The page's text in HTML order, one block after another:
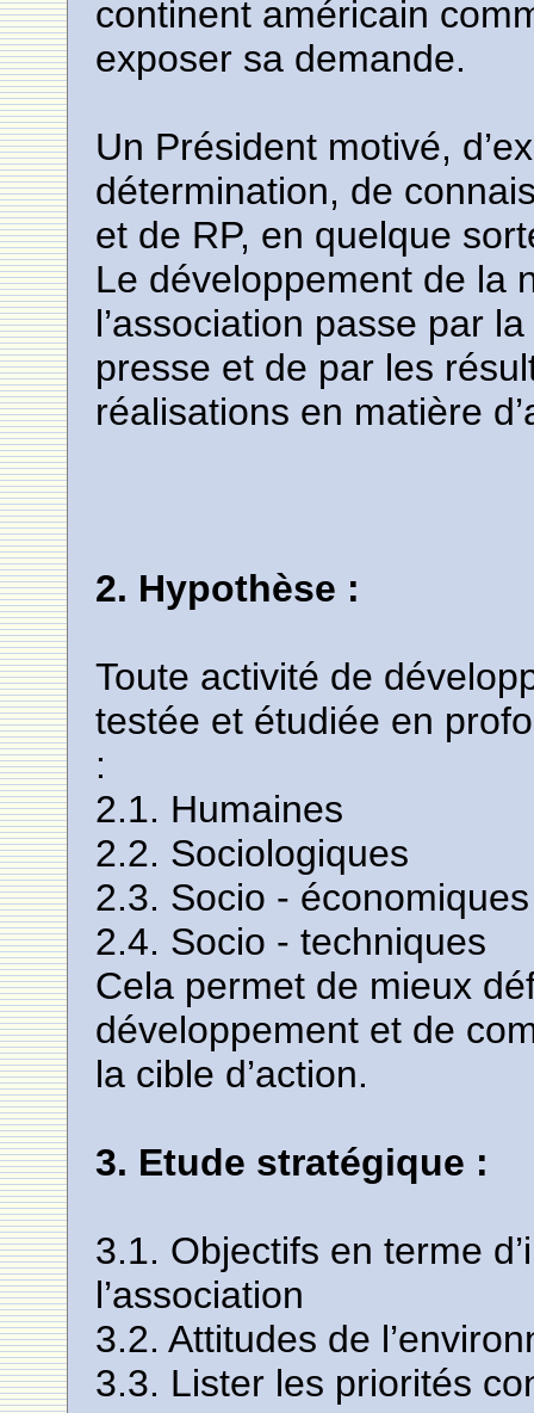
continent américain
exposer sa demande.
Un Président motivé,
détermination, de
et de RP, en quelque
Le développement de la
l’association passe par
presse et de par les
réalisations en matière
2. Hypothèse :
Toute activité de
testée et étudiée en
:
2.1. Humaines
2.2. Sociologiques
2.3. Socio - économiques
2.4. Socio - techniques
Cela permet de mieux
développement et de
la cible d’action.
3. Etude stratégique :
3.1. Objectifs en terme
l’association
3.2. Attitudes de
3.3. Lister les priorités